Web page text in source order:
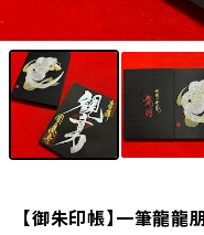
【御朱印帳】一筆龍龍